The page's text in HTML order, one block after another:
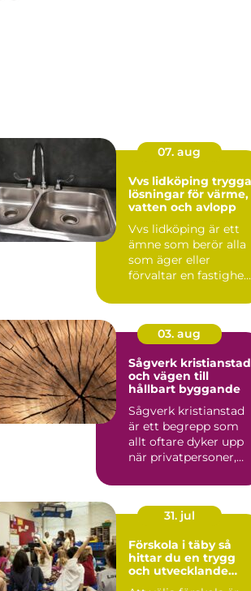
07. aug
Vvs lidköping trygga
lösningar för värme,
vatten och avlopp
Vvs lidköping är ett
ämne som berör alla
som äger eller
förvaltar en fastighet
om...
03. aug
Sågverk kristianstad
och vägen till
hållbart byggande
Sågverk kristianstad
är ett begrepp som
allt oftare dyker upp
när privatpersoner,
31. jul
Förskola i täby så
hittar du en trygg
och utvecklande